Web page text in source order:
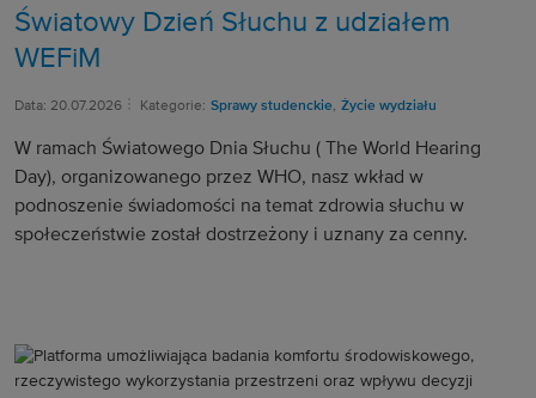
Światowy Dzień Słuchu z udziałem
WEFiM
Data: 20.07.2026 Kategorie: Sprawy studenckie, Życie wydziału
W ramach Światowego Dnia Słuchu ( The World Hearing
Day), organizowanego przez WHO, nasz wkład w
podnoszenie świadomości na temat zdrowia słuchu w
społeczeństwie został dostrzeżony i uznany za cenny.